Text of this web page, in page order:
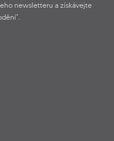
newsletteru a získávejte